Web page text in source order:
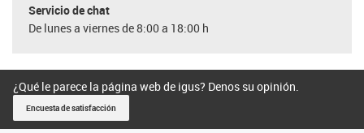
Servicio de chat
De lunes a viernes de 8:00 a 18:00 h
¿Qué le parece la página web de igus? Denos su opinión.
Encuesta de satisfacción